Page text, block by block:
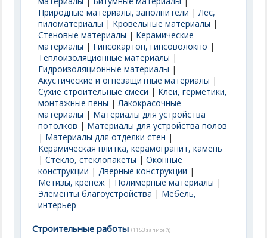
Природные материалы, заполнители |Лес,
пиломатериалы | Кровельные материалы |
Стеновые материалы | Керамические
материалы | Гипсокартон, гипсоволокно |
Теплоизоляционные материалы |
Гидроизоляционные материалы |
Акустические и огнезащитные материалы |
Сухие строительные смеси | Клеи, герметики,
монтажные пены |Лакокрасочные
материалы | Материалы для устройства
потолков | Материалы для устройства полов
| Материалы для отделки стен |
Керамическая плитка, керамогранит, камень
|Стекло, стеклопакеты |Оконные
конструкции |Дверные конструкции |
Метизы, крепёж | Полимерные материалы |
Элементы благоустройства | Мебель,
интерьер
Строительные работы (1153 записей)